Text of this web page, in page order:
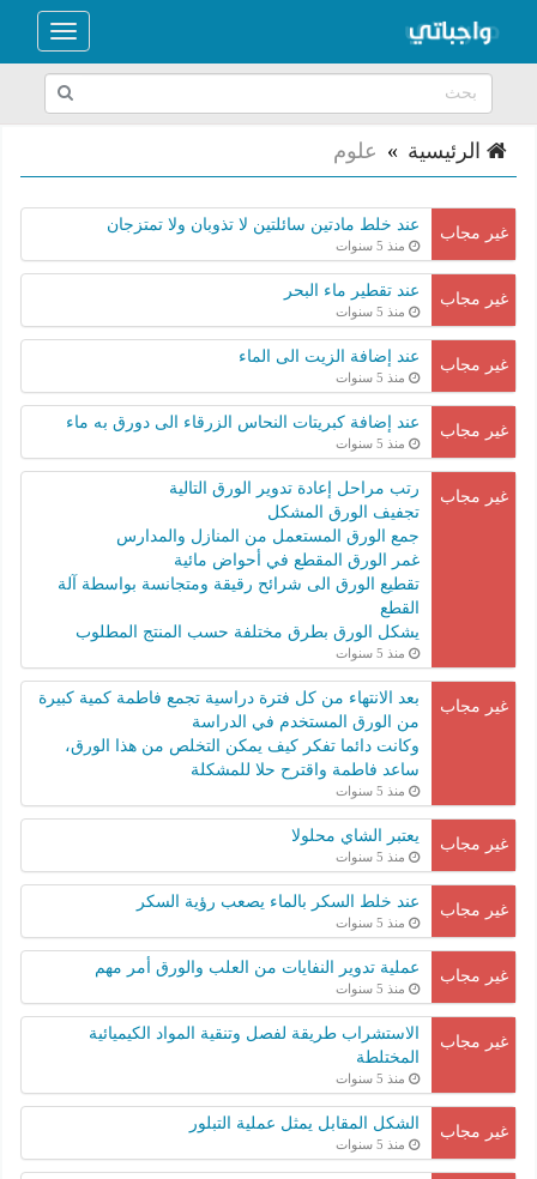
Toggle
الرئيسية » علوم
غير مجاب عند خلط مادتين سائلتين لا تذوبان ولا تمتزجان
منذ 5 سنوات
غير مجاب عند تقطير ماء البحر
منذ 5 سنوات
غير مجاب عند إضافة الزيت الى الماء
منذ 5 سنوات
غير مجاب عند إضافة كبريتات النحاس الزرقاء الى دورق به ماء
منذ 5 سنوات
غير مجاب
رتب مراحل إعادة تدوير الورق التالية
تجفيف الورق المشكل
جمع الورق المستعمل من المنازل والمدارس
غمر الورق المقطع في أحواض مائية
تقطيع الورق الى شرائح رقيقة ومتجانسة بواسطة آلة
القطع
يشكل الورق بطرق مختلفة حسب المنتج المطلوب
منذ 5 سنوات
غير مجاب
بعد الانتهاء من كل فترة دراسية تجمع فاطمة كمية كبيرة
من الورق المستخدم في الدراسة
وكانت دائما تفكر كيف يمكن التخلص من هذا الورق،
ساعد فاطمة واقترح حلا للمشكلة
منذ 5 سنوات
غير مجاب يعتبر الشاي محلولا
منذ 5 سنوات
غير مجاب عند خلط السكر بالماء يصعب رؤية السكر
منذ 5 سنوات
غير مجاب عملية تدوير النفايات من العلب والورق أمر مهم
منذ 5 سنوات
غير مجاب
الاستشراب طريقة لفصل وتنقية المواد الكيميائية
المختلطة
منذ 5 سنوات
غير مجاب الشكل المقابل يمثل عملية التبلور
منذ 5 سنوات